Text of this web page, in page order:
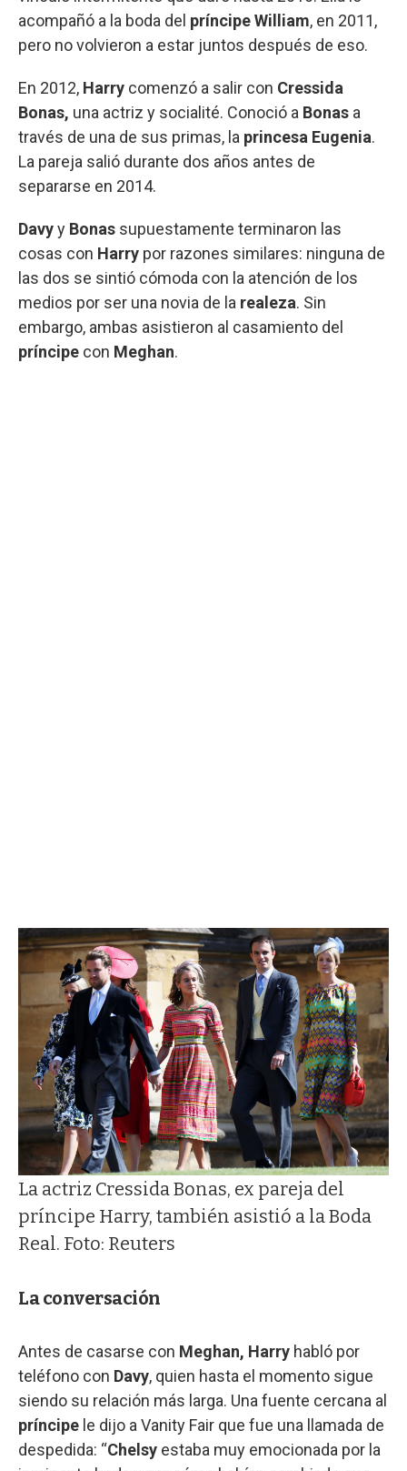
acompañó a la boda del príncipe William, en 2011,
pero no volvieron a estar juntos después de eso.
En 2012, Harry comenzó a salir con Cressida
Bonas, una actriz y socialité. Conoció a Bonas a
través de una de sus primas, la princesa Eugenia.
La pareja salió durante dos años antes de
separarse en 2014.
Davyy Bonas supuestamente terminaron las
cosas con Harry por razones similares: ninguna de
las dos se sintió cómoda con la atención de los
medios por ser una novia de la realeza. Sin
embargo, ambas asistieron al casamiento del
príncipe con Meghan.
La actriz Cressida Bonas, ex pareja del
príncipe Harry, también asistió a la Boda
Real. Foto: Reuters
La conversación
Antes de casarse con Meghan, Harry habló por
teléfono con Davy, quien hasta el momento sigue
siendo su relación más larga. Una fuente cercana al
príncipe le dijo a Vanity Fair que fue una llamada de
despedida: “Chelsy estaba muy emocionada por la